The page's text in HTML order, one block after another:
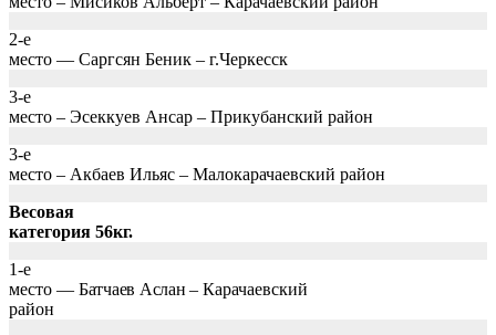
2-е
место — Саргсян Беник – г.Черкесск
3-е
место – Эсеккуев Ансар – Прикубанский район
3-е
место – Акбаев Ильяс – Малокарачаевский район
Весовая
категория 56кг.
1-е
место — Батчаев Аслан – Карачаевский
район